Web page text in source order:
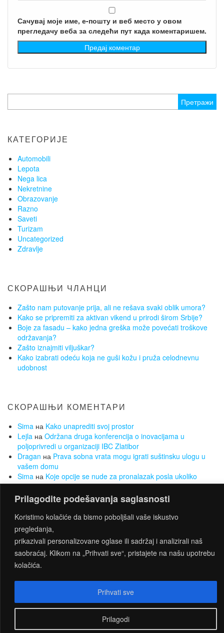
Prilagodite podešavanja saglasnosti
Koristimo kolačiće da bismo poboljšali vaše iskustvo
pregledanja,
prikazivali personalizovane oglase ili sadržaj i analizirali naš
saobraćaj. Klikom na „Prihvati sve“, pristajete na našu upotrebu
kolačića.
Prilagodi
Prihvati sve
Сачувај моје име, е-пошту и веб место у овом
прегледачу веба за следећи пут када коментаришем.
за:
КАТЕГОРИЈЕ
Automobili
Lepota
Nega lica
Nekretnine
Obrazovanje
Razno
Saveti
Turizam
Uncategorized
Zdravlje
СКОРАШЊИ ЧЛАНЦИ
Zašto nam putovanje prija, ali ne rešava svaki oblik umora?
Kako se pripremiti za aktivan vikend u prirodi širom Srbije?
Boje za fasadu – kako jedna greška može povećati troškove
održavanja?
Zašto iznajmiti viljuškar?
Kako izabrati odeću koja ne guši kožu i pruža celodnevnu
udobnost
СКОРАШЊИ КОМЕНТАРИ
Sima на Kako unaprediti svoj prostor
Lejla на Održana druga konferencija o inovacijama u
poljoprivredi u organizaciji IBC Zlatibor
Dragan на Prava sobna vrata mogu igrati suštinsku ulogu u
vašem domu
Sima на Koje opcije se nude za pronalazak posla ukoliko
nemate radnog iskustva
SimaнаŽelite da smršate, a da Vam to ne bude opterećenje?
Za to su najbolji sobni bicikli
PROUDLY POWERED BYWORDPRESS |THEME:
CONNECTBY THEMES4WP